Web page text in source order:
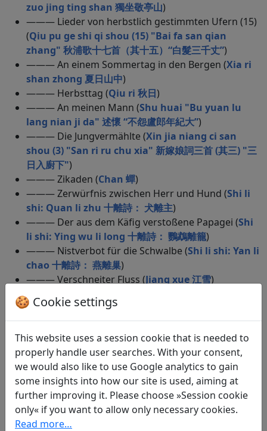
zuo jing ting shan 獨坐敬亭山)
——— Lieder von herbstlich gestimmten Ufern (15)
(Qiu pu ge shi qi shou (15) "Bai fa san qian
zhang" 秋浦歌十七首（其十五）“白髮三千丈”)
——— An einem Sommertag in den Bergen (Xia ri
shan zhong 夏日山中)
——— Herbsttag (Qiu ri 秋日)
——— An meinen Mann (Shu huai "Bu yuan lu
lang nian ji da" 述懷 “不怨盧郎年紀大”)
——— Die Jungvermählte (Xin jia niang ci san
shou (3) "San ri ru chu xia" 新嫁娘詞三首 (其三) "三
日入廚下")
——— Zikaden (Chan 蟬)
——— Zerwürfnis zwischen Herr und Hund (Shi li
shi: Quan li zhu 十離詩： 犬離主)
——— Der aus dem Käfig verstoßene Papagei (Shi
li shi: Ying wu li long 十離詩： 鸚鵡離籠)
——— Nistverbot für die Schwalbe (Shi li shi: Yan li
chao 十離詩： 燕離巢)
——— Verschneiter Fluss (Jiang xue 江雪)
——— Ich lausche meinem Neffen, der ein Gedicht
zum Vortrag bringt (Wen gui er yong shi 聞龜兒詠
詩 )
——— Am Grab von Li Bo (Li bai mu 李白墓)
——— Vom Verlust meines Kranichs (Shi he 失鶴
——— Mitteilung an meinen Bruder ( Jian xiao zhi
gui er yong deng shi bing la niang zhi yi yin ji
xing jian 見小姪龜兒詠燈詩幷臘娘製衣因寄行簡)
——— Nächtliche Gedanken (
🍪 Cookie settings
This website uses a session cookie that is needed to
properly handle user searches. With your consent,
we would also like to use Google analytics to gain
some insights into how our site is used, aiming at
further improving it. Please choose »Session cookie
only« if you want to allow only necessary cookies.
Read more…